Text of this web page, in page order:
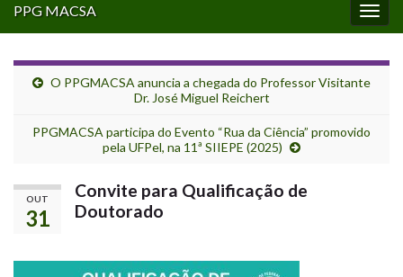
PPG MACSA
O PPGMACSA anuncia a chegada do Professor Visitante
Dr. José Miguel Reichert
PPGMACSA participa do Evento “Rua da Ciência” promovido
pela UFPel, na 11ª SIIEPE (2025)
OUT
31
Convite para Qualificação de
Doutorado